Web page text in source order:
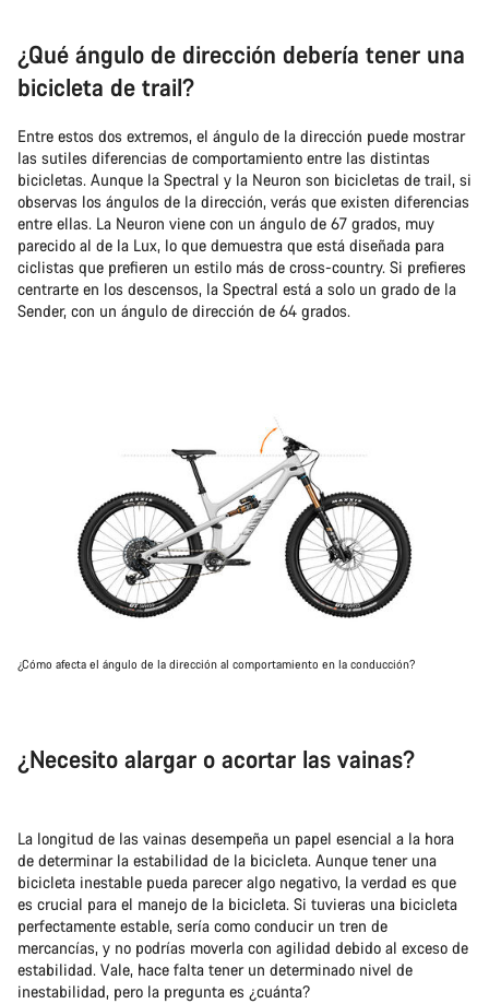
¿Qué ángulo de dirección debería tener una
bicicleta de trail?
Entre estos dos extremos, el ángulo de la dirección puede mostrar
las sutiles diferencias de comportamiento entre las distintas
bicicletas. Aunque la Spectral y la Neuron son bicicletas de trail, si
observas los ángulos de la dirección, verás que existen diferencias
entre ellas. La Neuron viene con un ángulo de 67 grados, muy
parecido al de la Lux, lo que demuestra que está diseñada para
ciclistas que prefieren un estilo más de cross-country. Si prefieres
centrarte en los descensos, la Spectral está a solo un grado de la
Sender, con un ángulo de dirección de 64 grados.
¿Cómo afecta el ángulo de la dirección al comportamiento en la conducción?
¿Necesito alargar o acortar las vainas?
La longitud de las vainas desempeña un papel esencial a la hora
de determinar la estabilidad de la bicicleta. Aunque tener una
bicicleta inestable pueda parecer algo negativo, la verdad es que
es crucial para el manejo de la bicicleta. Si tuvieras una bicicleta
perfectamente estable, sería como conducir un tren de
mercancías, y no podrías moverla con agilidad debido al exceso de
estabilidad. Vale, hace falta tener un determinado nivel de
inestabilidad, pero la pregunta es ¿cuánta?